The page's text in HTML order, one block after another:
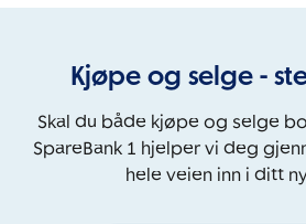
Kjøpe og selge -
Skal du både kjøpe og selge
SpareBank 1 hjelper vi deg
hele veien inn i ditt